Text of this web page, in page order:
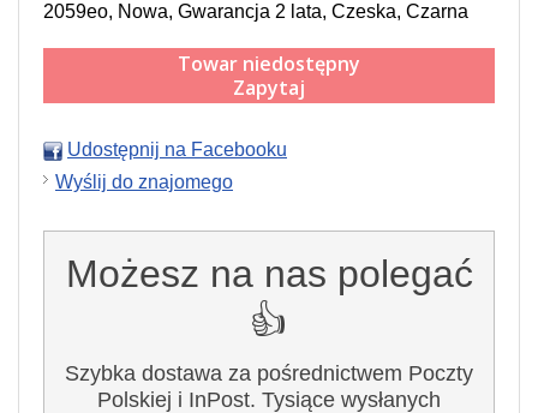
2059eo, Nowa, Gwarancja 2 lata, Czeska, Czarna
Towar niedostępny
Zapytaj
Udostępnij na Facebooku
Wyślij do znajomego
Możesz na nas polegać
👍
Szybka dostawa za pośrednictwem Poczty
Polskiej i InPost. Tysiące wysłanych